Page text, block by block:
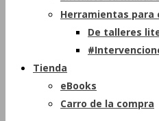
Herramientas para
De talleres
Tienda
eBooks
Carro de la compra